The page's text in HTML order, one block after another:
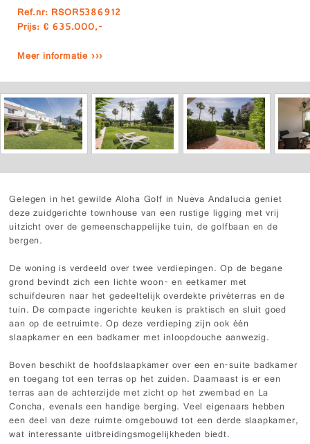
Ref.nr: RSOR5386912
Prijs: € 635.000,-
Meer informatie ›››
Gelegen in het gewilde Aloha Golf in Nueva Andalucia geniet
deze zuidgerichte townhouse van een rustige ligging met vrij
uitzicht over de gemeenschappelijke tuin, de golfbaan en de
bergen.
De woning is verdeeld over twee verdiepingen. Op de begane
grond bevindt zich een lichte woon- en eetkamer met
schuifdeuren naar het gedeeltelijk overdekte privéterras en de
tuin. De compacte ingerichte keuken is praktisch en sluit goed
aan op de eetruimte. Op deze verdieping zijn ook één
slaapkamer en een badkamer met inloopdouche aanwezig.
Boven beschikt de hoofdslaapkamer over een en-suite badkamer
en toegang tot een terras op het zuiden. Daarnaast is er een
terras aan de achterzijde met zicht op het zwembad en La
Concha, evenals een handige berging. Veel eigenaars hebben
een deel van deze ruimte omgebouwd tot een derde slaapkamer,
wat interessante uitbreidingsmogelijkheden biedt.